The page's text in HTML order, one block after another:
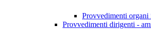
Provvedimenti
Provvedimenti dirigenti -